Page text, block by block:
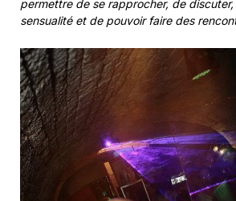
permettre de se rapprocher, de
sensualité et de pouvoir faire des